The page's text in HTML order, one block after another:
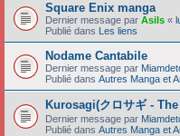
Square Enix manga
Dernier message par Asils «
Publié dans Les liens
Nodame Cantabile
Dernier message par
Publié dans Autres Manga et
Kurosagi(クロサギ -
Dernier message par
Publié dans Autres Manga et